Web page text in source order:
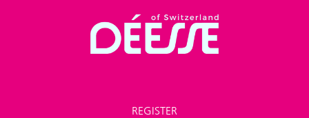
REGISTER